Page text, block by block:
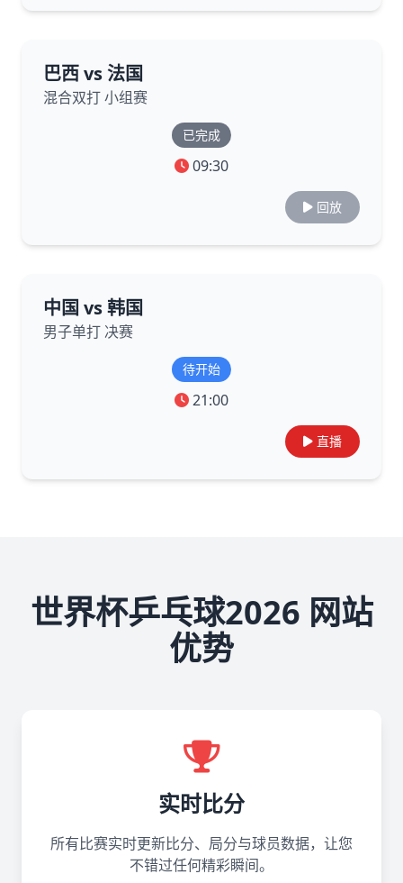
巴西 vs 法国
混合双打 小组赛
已完成
09:30
回放
中国 vs 韩国
男子单打 决赛
待开始
21:00
直播
世界杯乒乓球2026 网站
优势
实时比分
所有比赛实时更新比分、局分与球员数据，让您
不错过任何精彩瞬间。